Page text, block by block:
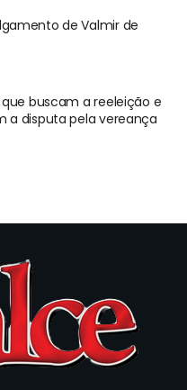
de Valmir de
buscam a reeleição e
a disputa pela vereança